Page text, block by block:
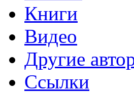
Книги
Видео
Другие
Ссылки